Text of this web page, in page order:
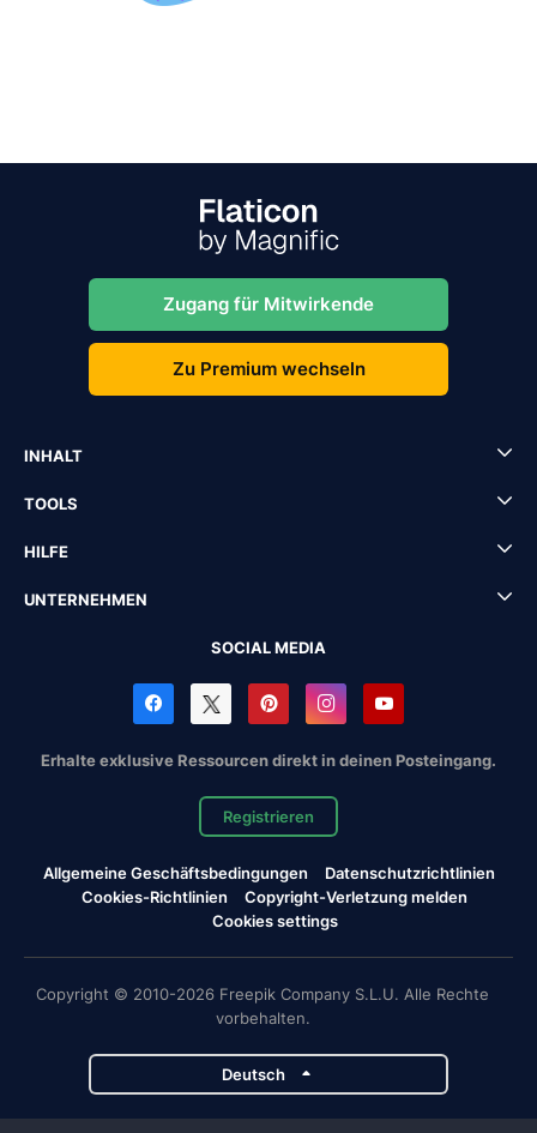
Zugang für Mitwirkende
Zu Premium wechseln
INHALT
TOOLS
HILFE
UNTERNEHMEN
SOCIAL MEDIA
Erhalte exklusive Ressourcen direkt in deinen Posteingang.
Registrieren
Allgemeine Geschäftsbedingungen
Datenschutzrichtlinien
Cookies-Richtlinien
Copyright-Verletzung melden
Cookies settings
Copyright © 2010-2026 Freepik Company S.L.U. Alle Rechte
vorbehalten.
Deutsch